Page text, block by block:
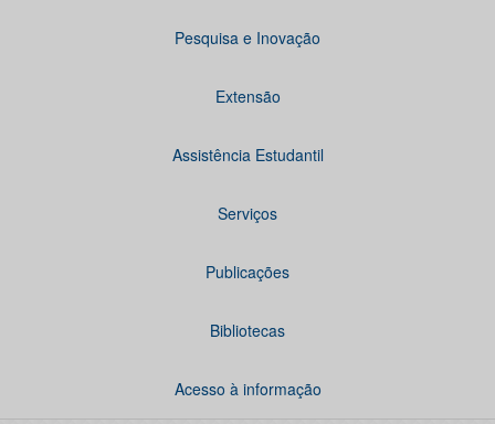
Pesquisa e Inovação
Extensão
Assistência Estudantil
Serviços
Publicações
Bibliotecas
Acesso à informação